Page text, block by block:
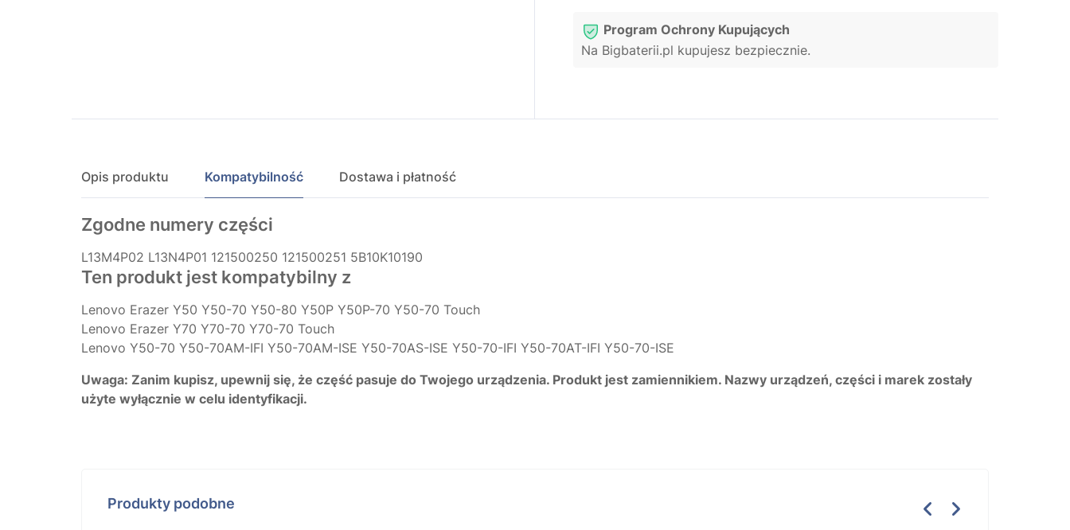
Program Ochrony Kupujących
Na Bigbaterii.pl kupujesz bezpiecznie.
Opis produktu Kompatybilność Dostawa i płatność
Zgodne numery części
L13M4P02 L13N4P01 121500250 121500251 5B10K10190
Ten produkt jest kompatybilny z
Lenovo Erazer Y50 Y50-70 Y50-80 Y50P Y50P-70 Y50-70 Touch
Lenovo Erazer Y70 Y70-70 Y70-70 Touch
Lenovo Y50-70 Y50-70AM-IFI Y50-70AM-ISE Y50-70AS-ISE Y50-70-IFI Y50-70AT-IFI Y50-70-ISE
Uwaga: Zanim kupisz, upewnij się, że część pasuje do Twojego urządzenia. Produkt jest zamiennikiem. Nazwy urządzeń, części i marek zostały
użyte wyłącznie w celu identyfikacji.
Produkty podobne